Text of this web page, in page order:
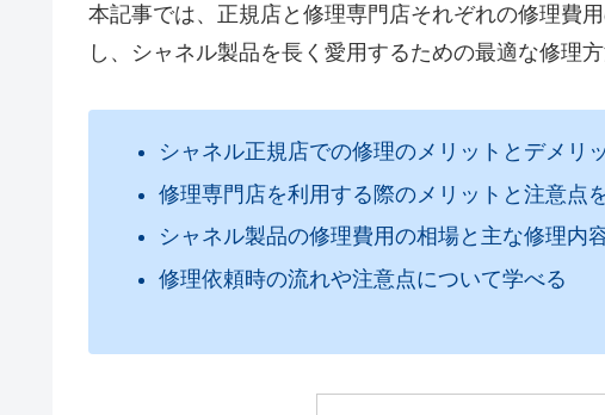
本記事では、正規店と修理専門店それぞれの修理費
し、シャネル製品を長く愛用するための最適な修理
シャネル正規店での修理のメリットとデメリ
修理専門店を利用する際のメリットと注意点
シャネル製品の修理費用の相場と主な修理内
修理依頼時の流れや注意点について学べる